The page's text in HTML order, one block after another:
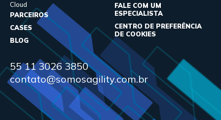
Cloud
PARCEIROS
CASES
BLOG
FALE COM UM
ESPECIALISTA
CENTRO DE PREFERÊNCIA
DE COOKIES
55 11 3026 3850
contato@somosagility.com.br